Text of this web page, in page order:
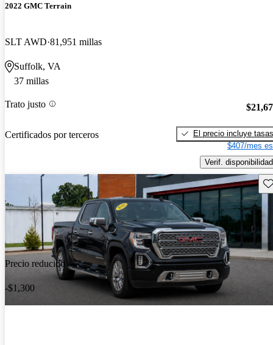
2022 GMC Terrain
SLT AWD 81,951 millas
Suffolk, VA
37 millas
Trato justo
Certificados por terceros
El precio incluye tasas
$407/mes
Verif. disponibilidad
Precio reducido
-$1,300